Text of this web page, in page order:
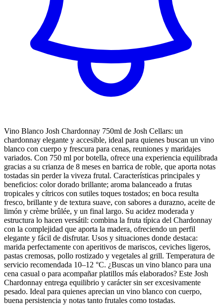
Vino Blanco Josh Chardonnay 750ml de Josh Cellars: un
chardonnay elegante y accesible, ideal para quienes buscan un vino
blanco con cuerpo y frescura para cenas, reuniones y maridajes
variados. Con 750 ml por botella, ofrece una experiencia equilibrada
gracias a su crianza de 8 meses en barrica de roble, que aporta notas
tostadas sin perder la viveza frutal. Características principales y
beneficios: color dorado brillante; aroma balanceado a frutas
tropicales y cítricos con sutiles toques tostados; en boca resulta
fresco, brillante y de textura suave, con sabores a durazno, aceite de
limón y crème brûlée, y un final largo. Su acidez moderada y
estructura lo hacen versátil: combina la fruta típica del Chardonnay
con la complejidad que aporta la madera, ofreciendo un perfil
elegante y fácil de disfrutar. Usos y situaciones donde destaca:
marida perfectamente con aperitivos de mariscos, ceviches ligeros,
pastas cremosas, pollo rostizado y vegetales al grill. Temperatura de
servicio recomendada 10–12 °C. ¿Buscas un vino blanco para una
cena casual o para acompañar platillos más elaborados? Este Josh
Chardonnay entrega equilibrio y carácter sin ser excesivamente
pesado. Ideal para quienes aprecian un vino blanco con cuerpo,
buena persistencia y notas tanto frutales como tostadas.